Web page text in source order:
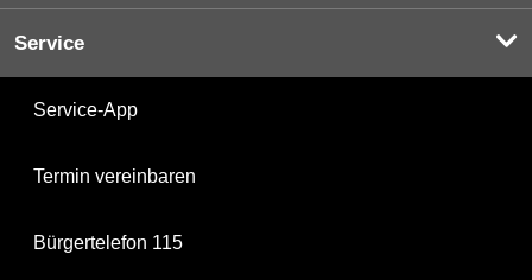
Service
Service-App
Termin vereinbaren
Bürgertelefon 115